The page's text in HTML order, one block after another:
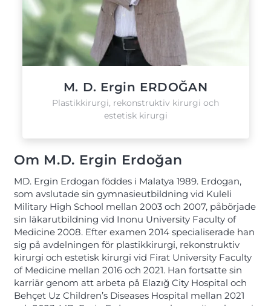
M. D. Ergin ERDOĞAN
Plastikkirurgi, rekonstruktiv kirurgi och
estetisk kirurgi
Om M.D. Ergin Erdoğan
MD. Ergin Erdogan föddes i Malatya 1989. Erdogan,
som avslutade sin gymnasieutbildning vid Kuleli
Military High School mellan 2003 och 2007, påbörjade
sin läkarutbildning vid Inonu University Faculty of
Medicine 2008. Efter examen 2014 specialiserade han
sig på avdelningen för plastikkirurgi, rekonstruktiv
kirurgi och estetisk kirurgi vid Firat University Faculty
of Medicine mellan 2016 och 2021. Han fortsatte sin
karriär genom att arbeta på Elazığ City Hospital och
Behçet Uz Children’s Diseases Hospital mellan 2021